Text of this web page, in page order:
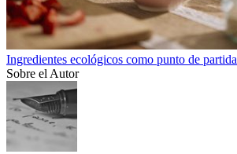
Ingredientes ecológicos como punto de partida
Sobre el Autor